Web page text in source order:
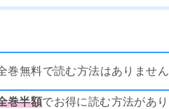
巻無料で読む方法はありません
巻半額でお得に読む方法があり